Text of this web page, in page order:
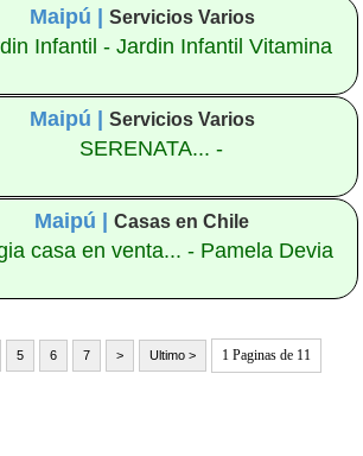
Maipú | Servicios Varios
Infantil - Jardin Infantil Vitamina
Maipú | Servicios Varios
SERENATA... -
Maipú |Casas en Chile
casa en venta... - Pamela Devia
5 6 7 > Ultimo > 1 Paginas de 11